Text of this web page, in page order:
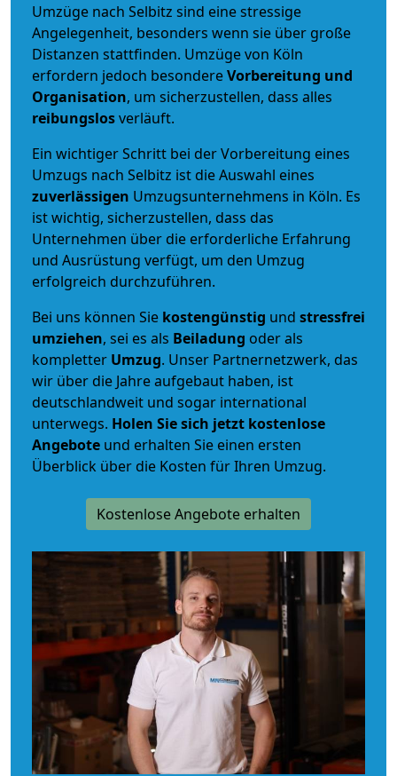
Umzüge nach Selbitz sind eine stressige
Angelegenheit, besonders wenn sie über große
Distanzen stattfinden. Umzüge von Köln
erfordern jedoch besondereVorbereitung und
Organisation, um sicherzustellen, dass alles
reibungslosverläuft.
Ein wichtiger Schritt bei der Vorbereitung eines
Umzugs nach Selbitz ist die Auswahl eines
zuverlässigen Umzugsunternehmens in Köln. Es
ist wichtig, sicherzustellen, dass das
Unternehmen über die erforderliche Erfahrung
und Ausrüstung verfügt, um den Umzug
erfolgreich durchzuführen.
Bei uns können Sie kostengünstig und stressfrei
umziehen, sei es als Beiladung oder als
kompletter Umzug. Unser Partnernetzwerk, das
wir über die Jahre aufgebaut haben, ist
deutschlandweit und sogar international
unterwegs. Holen Sie sich jetzt kostenlose
Angebote und erhalten Sie einen ersten
Überblick über die Kosten für Ihren Umzug.
Kostenlose Angebote erhalten